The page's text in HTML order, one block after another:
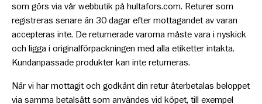
som görs via vår webbutik på hultafors.com. Returer som
registreras senare än 30 dagar efter mottagandet av varan
accepteras inte. De returnerade varorna måste vara i nyskick
och ligga i originalförpackningen med alla etiketter intakta.
Kundanpassade produkter kan inte returneras.
När vi har mottagit och godkänt din retur återbetalas beloppet
via samma betalsätt som användes vid köpet, till exempel